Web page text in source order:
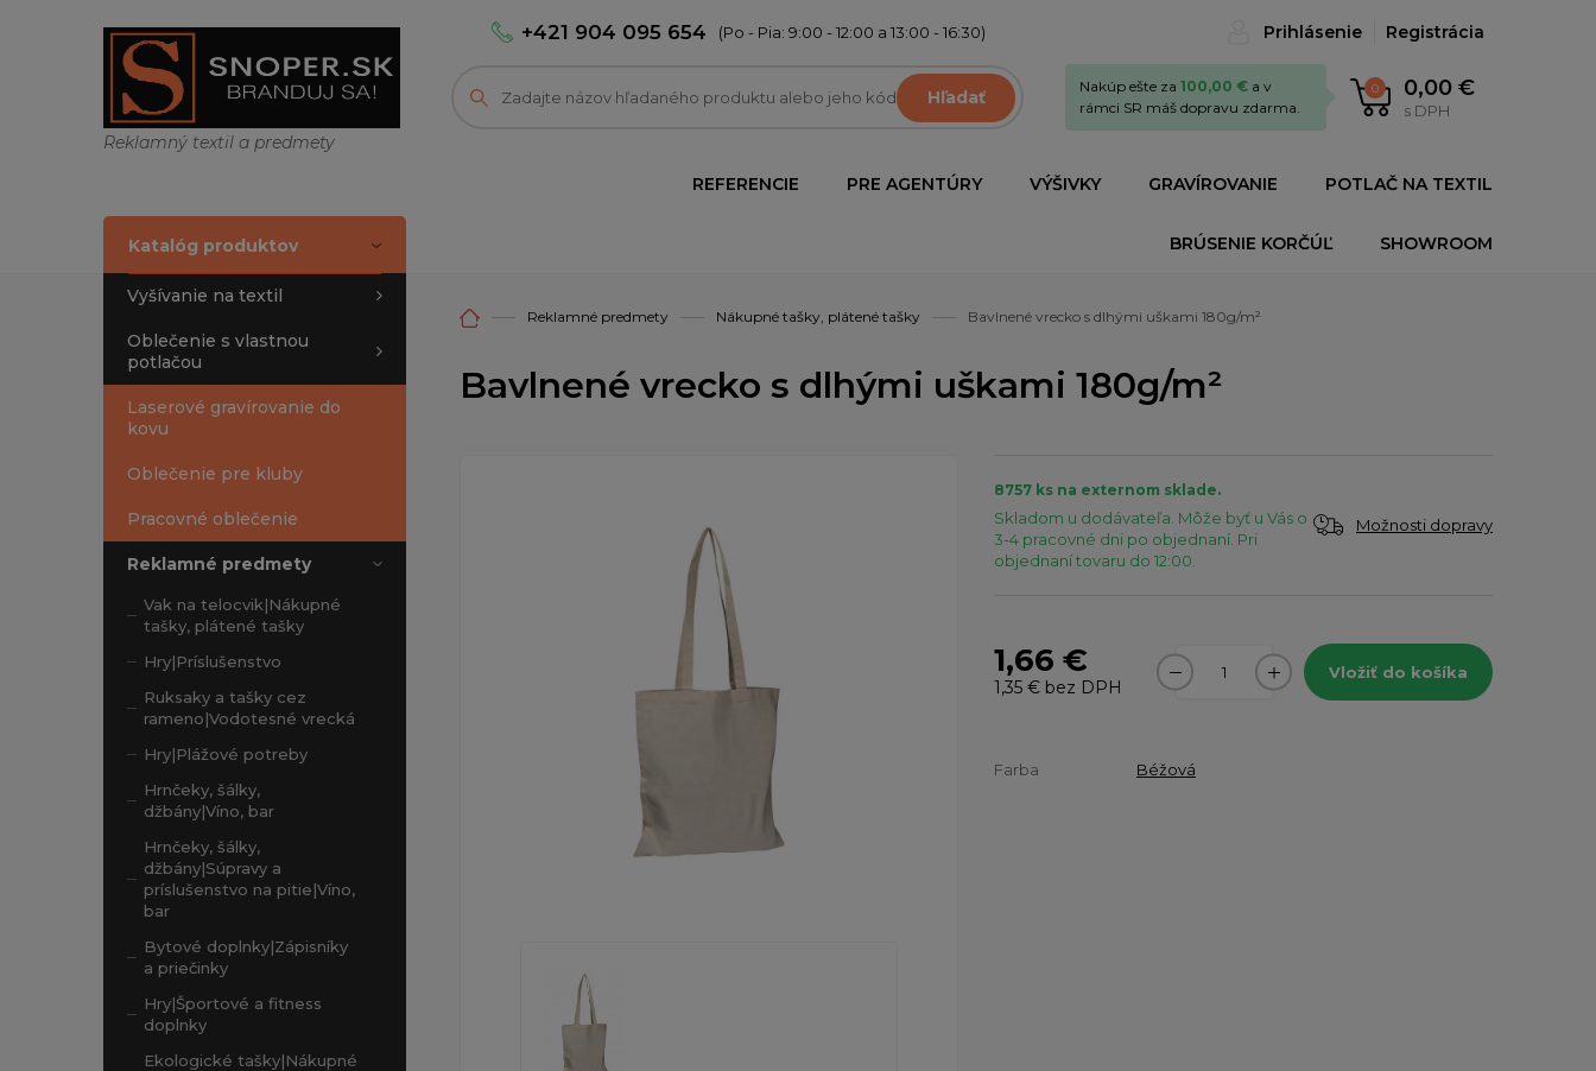
Reklamný textil a predmety
+421 904 095 654 (Po - Pia: 9:00 - 12:00 a 13:00 - 16:30) Prihlásenie Registrácia
Hľadať 0 0,00 €
s DPH
Nakúp ešte za 100,00 € a v
rámci SR máš dopravu zdarma.
REFERENCIE PRE AGENTÚRY VÝŠIVKY GRAVÍROVANIE POTLAČ NA TEXTIL
BRÚSENIE KORČÚĽ SHOWROOM
Katalóg produktov
Vyšívanie na textil
Oblečenie s vlastnou
potlačou
Laserové gravírovanie do
kovu
Oblečenie pre kluby
Pracovné oblečenie
Reklamné predmety
Vak na telocvik|Nákupné
tašky, plátené tašky
Hry|Príslušenstvo
Ruksaky a tašky cez
rameno|Vodotesné vrecká
Hry|Plážové potreby
Hrnčeky, šálky,
džbány|Víno, bar
Hrnčeky, šálky,
džbány|Súpravy a
príslušenstvo na pitie|Víno,
bar
Bytové doplnky|Zápisníky
a priečinky
Hry|Športové a fitness
doplnky
Ekologické tašky|Nákupné
Reklamné predmety Nákupné tašky, plátené tašky Bavlnené vrecko s dlhými uškami 180g/m²
Bavlnené vrecko s dlhými uškami 180g/m²
8757 ks na externom sklade.
Skladom u dodávateľa. Môže byť u Vás o
3-4 pracovné dni po objednaní. Pri
objednaní tovaru do 12:00.
Možnosti dopravy
1,66 €
1,35 € bez DPH
Vložiť do košíka
Farba Béžová